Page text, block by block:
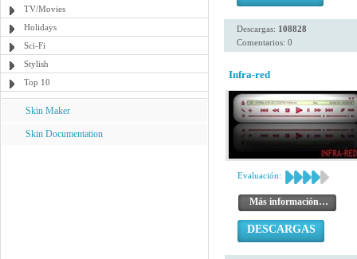
TV/Movies
Holidays
Sci-Fi
Stylish
Top 10
Skin Maker
Skin Documentation
Descargas: 108828
Comentarios: 0
Infra-red
Evaluación:
Más información…
DESCARGAS